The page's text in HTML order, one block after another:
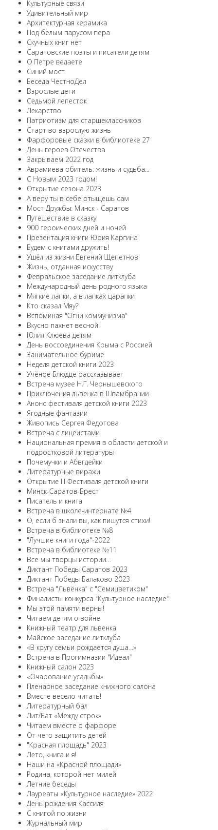
Культурные связи
Удивительный мир
Архитектурная керамика
Под белым парусом пера
Скучных книг нет
Саратовские поэты и писатели детям
О Петре ведаете
Синий мост
Беседа ЧестноДел
Взрослые дети
Седьмой лепесток
Лекарство
Патриотизм для старшеклассников
Старт во взрослую жизнь
Фарфоровые сказки в библиотеке 27
День героев Отечества
Закрываем 2022 год
Аврамиева обитель: жизнь и судьба...
С Новым 2023 годом!
Открытие сезона 2023
А веру ты в себе отыщешь сам
Мост Дружбы: Минск - Саратов
Путешествие в сказку
900 героических дней и ночей
Презентация книги Юрия Каргина
Будем с книгами дружить!
Ушёл из жизни Евгений Щепетнов
Жизнь, отданная искусству
Февральское заседание литклуба
Международный день родного языка
Мягкие лапки, а в лапках царапки
Кто сказал Мяу?
Вспоминая "Огни коммунизма"
Вкусно пахнет весной!
Юлия Клюева детям
День воссоединения Крыма с Россией
Занимательное буриме
Неделя детской книги 2023
Учёное Блюдце рассказывает
Встреча музее Н.Г. Чернышевского
Приключения львенка в Швамбрании
Анонс фестиваля детской книги 2023
Ягодные фантазии
Живопись Сергея Федотова
Встреча с лицеистами
Национальная премия в области детской и
подростковой литературы
Почемучки и Абвгдейки
Литературные виражи
Открытие III Фестиваля детской книги
Минск-Саратов-Брест
Писатель и книга
Встреча в школе-интернате №4
О, если б знали вы, как пишутся стихи!
Встреча в библиотеке №8
"Лучшие книги года"-2022
Встреча в библиотеке №11
Все мы творцы истории…
Диктант Победы Саратов 2023
Диктант Победы Балаково 2023
Встреча "Львёнка" с "Семицветиком"
Финалисты конкурса "Культурное наследие"
Мы этой памяти верны!
Читаем детям о войне
Книжный театр для львенка
Майское заседание литклуба
«В кругу семьи рождается душа…»
Встреча в Прогимназии "Идеал"
Книжный салон 2023
«Очарование усадьбы»
Пленарное заседание книжного салона
Вместе весело читать!
Литературный бал
Лит/Бат «Между строк»
Читаем вместе о фарфоре
От чего защитить детей
"Красная площадь" 2023
Лето, книга и я!
Наши на «Красной площади»
Родина, которой нет милей
Летние беседы
Лауреаты «Культурное наследие» 2022
День рождения Кассиля
С книгой по жизни
Журнальный мир